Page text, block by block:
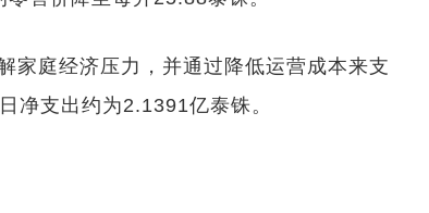
家庭经济压力，并通过降低运营成本来支
净支出约为2.1391亿泰铢。